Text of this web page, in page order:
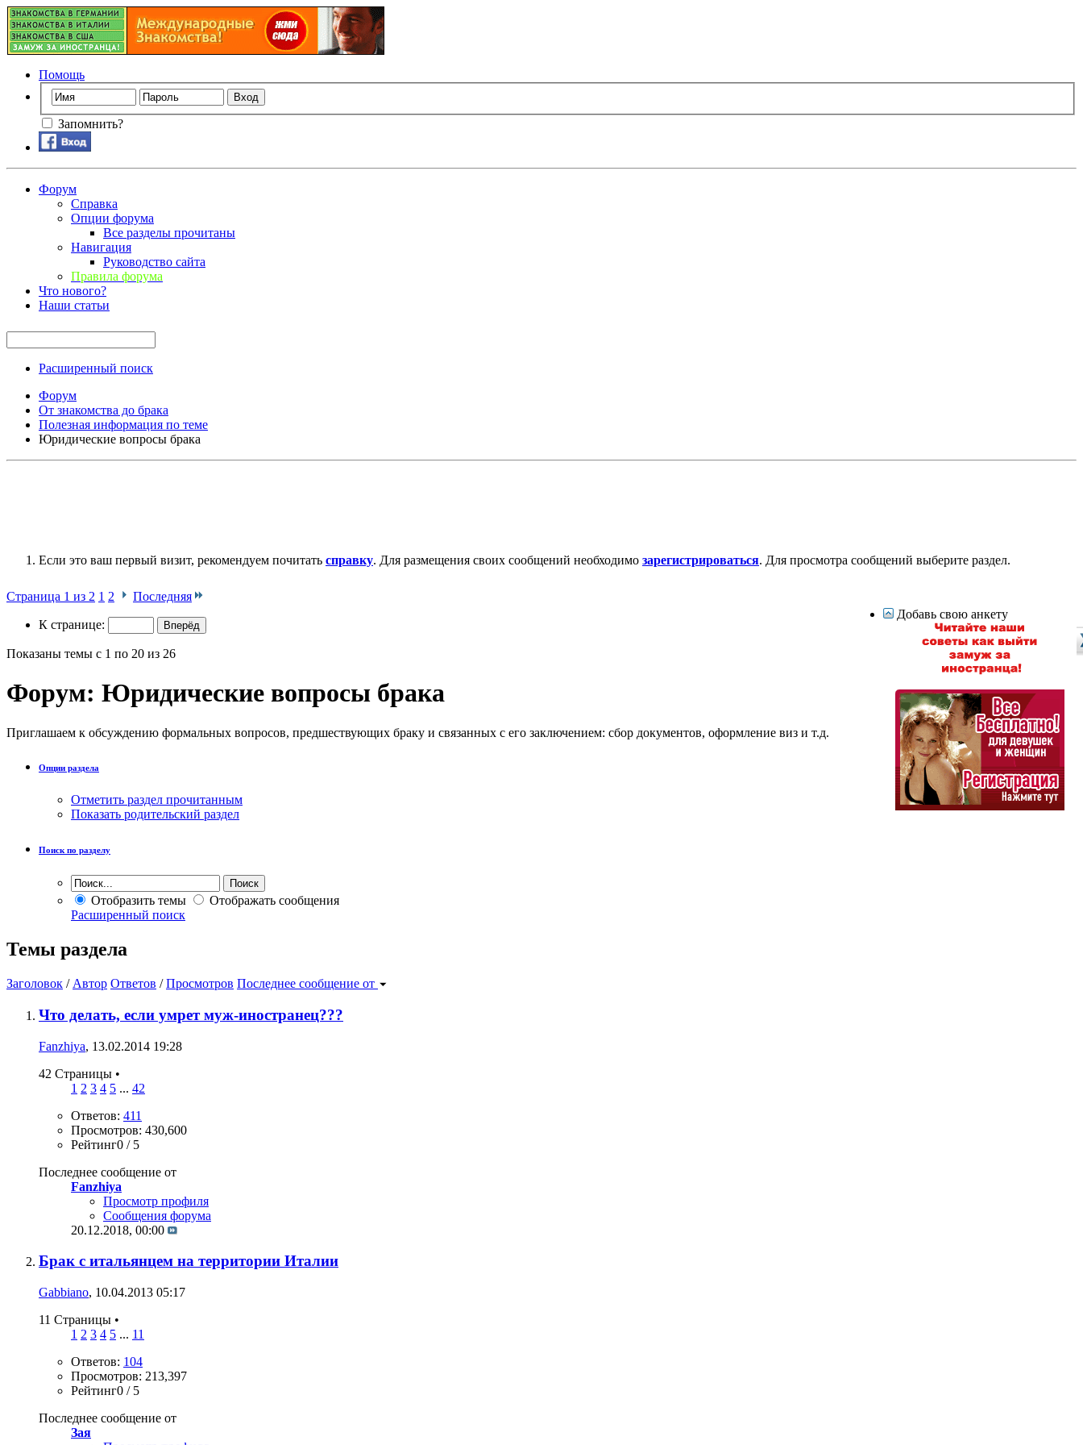
Помощь
Запомнить?
Форум
Справка
Опции форума
Все разделы прочитаны
Навигация
Руководство сайта
Правила форума
Что нового?
Наши статьи
Расширенный поиск
Форум
От знакомства до брака
Полезная информация по теме
Юридические вопросы брака
Если это ваш первый визит, рекомендуем почитать справку. Для размещения своих сообщений необходимо зарегистрироваться. Для просмотра сообщений выберите раздел.
Страница 1 из 2 1 2 Последняя
К странице:
Показаны темы с 1 по 20 из 26
Форум: Юридические вопросы брака
Приглашаем к обсуждению формальных вопросов, предшествующих браку и связанных с его заключением: сбор документов, оформление виз и т.д.
Опции раздела
Отметить раздел прочитанным
Показать родительский раздел
Поиск по разделу
Отобразить темы
Отображать сообщения
Расширенный поиск
Темы раздела
Заголовок / Автор Ответов /Просмотров Последнее сообщение от
Что делать, если умрет муж-иностранец???
Fanzhiya, 13.02.2014 19:28
42 Страницы •
1 2 3 4 5 ... 42
Ответов: 411
Просмотров: 430,600
Рейтинг0 / 5
Последнее сообщение от
Fanzhiya
Просмотр профиля
Сообщения форума
20.12.2018, 00:00
Брак с итальянцем на территории Италии
Gabbiano, 10.04.2013 05:17
11 Страницы •
1 2 3 4 5 ... 11
Ответов: 104
Просмотров: 213,397
Рейтинг0 / 5
Последнее сообщение от
Зая
Добавь свою анкету